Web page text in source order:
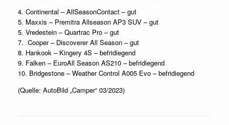
4. Continental – AllSeasonContact – gut
5. Maxxis – Premitra Allseason AP3 SUV – gut
5. Vredestein – Quartrac Pro – gut
7. Cooper – Discoverer All Season – gut
8. Hankook – Kingery 4S – befridiegend
9. Falken – EuroAll Season AS210 – befridiegend
10. Bridgestone – Weather Control A005 Evo – befridiegend
(Quelle: AutoBild „Camper“ 03/2023)